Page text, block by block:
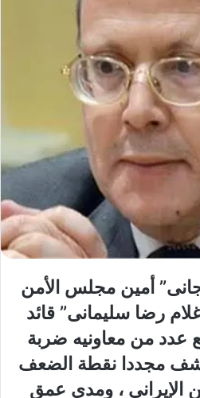
أمين مجلس الأمن
رضا سليمانى” قائد
عدد من معاونيه ضربة
مجددا نقطة الضعف
الإيرانى ، ومدى عمق